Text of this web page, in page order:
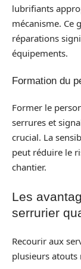
lubrifiants
mécanisme. Ce
réparations
équipements.
Formation du
Former le
serrures et
crucial. La
peut réduire le
chantier.
Les
serrurier
Recourir aux
plusieurs atouts